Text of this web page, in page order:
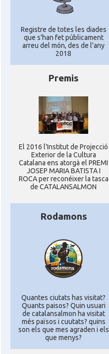
Registre de totes les diades
que s'han fet públicament
arreu del món, des de l'any
2018
Premis
El 2016 l'Institut de Projecció
Exterior de la Cultura
Catalana ens atorgà el PREMI
JOSEP MARIA BATISTA I
ROCA per reconéixer la tasca
de CATALANSALMON
Rodamons
Quantes ciutats has visitat?
Quants paisos? Quin usuari
de catalansalmon ha visitat
més països i cuutats? quins
son els que mes agraden i els
que menys?